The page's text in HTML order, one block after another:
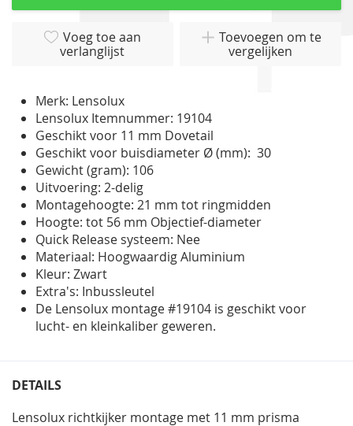
Voeg toe aan
verlanglijst
Toevoegen om te
vergelijken
Merk: Lensolux
Lensolux Itemnummer: 19104
Geschikt voor 11 mm Dovetail
Geschikt voor buisdiameter Ø (mm): 30
Gewicht (gram): 106
Uitvoering: 2-delig
Montagehoogte: 21 mm tot ringmidden
Hoogte: tot 56 mm Objectief-diameter
Quick Release systeem: Nee
Materiaal: Hoogwaardig Aluminium
Kleur: Zwart
Extra's: Inbussleutel
De Lensolux montage #19104 is geschikt voor
lucht- en kleinkaliber geweren.
DETAILS
Lensolux richtkijker montage met 11 mm prisma